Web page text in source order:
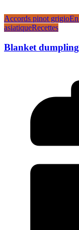
Accords pinot grigio
asiatiqueRecettes
Blanket